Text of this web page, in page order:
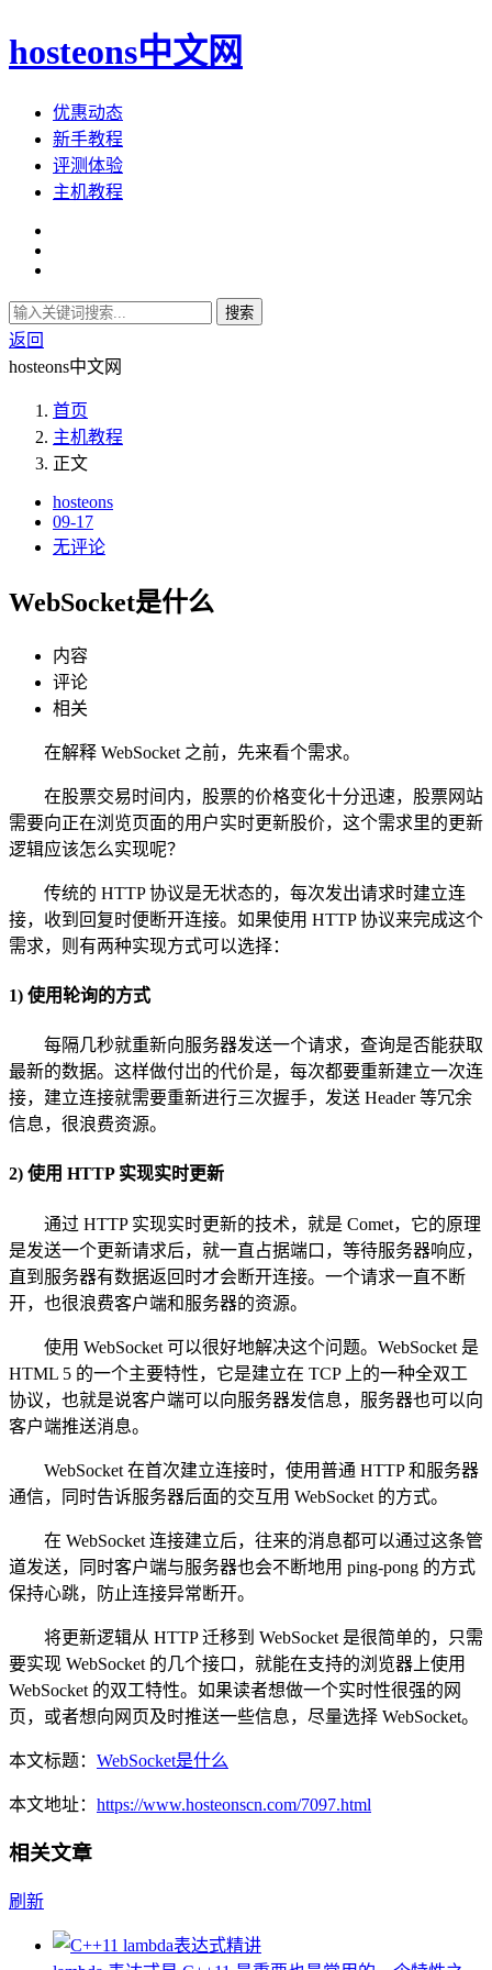
hosteons中文网
优惠动态
新手教程
评测体验
主机教程
搜索
返回
hosteons中文网
首页
主机教程
正文
hosteons
09-17
无评论
WebSocket是什么
内容
评论
相关
在解释 WebSocket 之前，先来看个需求。
在股票交易时间内，股票的价格变化十分迅速，股票网站
需要向正在浏览页面的用户实时更新股价，这个需求里的更新
逻辑应该怎么实现呢？
传统的 HTTP 协议是无状态的，每次发出请求时建立连
接，收到回复时便断开连接。如果使用 HTTP 协议来完成这个
需求，则有两种实现方式可以选择：
1) 使用轮询的方式
每隔几秒就重新向服务器发送一个请求，查询是否能获取
最新的数据。这样做付岀的代价是，每次都要重新建立一次连
接，建立连接就需要重新进行三次握手，发送 Header 等冗余
信息，很浪费资源。
2) 使用 HTTP 实现实时更新
通过 HTTP 实现实时更新的技术，就是 Comet，它的原理
是发送一个更新请求后，就一直占据端口，等待服务器响应，
直到服务器有数据返回时才会断开连接。一个请求一直不断
开，也很浪费客户端和服务器的资源。
使用 WebSocket 可以很好地解决这个问题。WebSocket 是
HTML 5 的一个主要特性，它是建立在 TCP 上的一种全双工
协议，也就是说客户端可以向服务器发信息，服务器也可以向
客户端推送消息。
WebSocket 在首次建立连接时，使用普通 HTTP 和服务器
通信，同时告诉服务器后面的交互用 WebSocket 的方式。
在 WebSocket 连接建立后，往来的消息都可以通过这条管
道发送，同时客户端与服务器也会不断地用 ping-pong 的方式
保持心跳，防止连接异常断开。
将更新逻辑从 HTTP 迁移到 WebSocket 是很简单的，只需
要实现 WebSocket 的几个接口，就能在支持的浏览器上使用
WebSocket 的双工特性。如果读者想做一个实时性很强的网
页，或者想向网页及时推送一些信息，尽量选择 WebSocket。
本文标题： WebSocket是什么
本文地址： https://www.hosteonscn.com/7097.html
相关文章
刷新